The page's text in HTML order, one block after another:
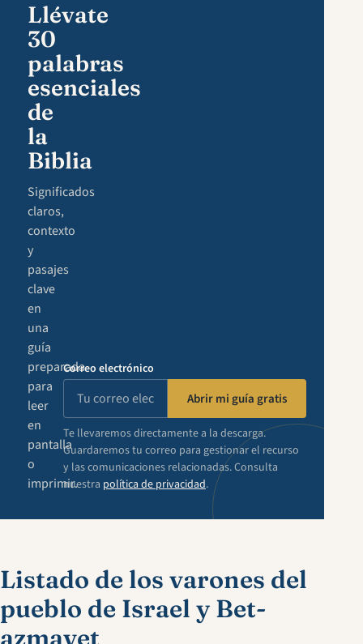
Llévate
30
palabras
esenciales
de
la
Biblia
Significados
claros,
contexto
y
pasajes
clave
en
una
guía
preparada
para
leer
en
pantalla
o
imprimir.
Correo electrónico
Abrir mi guía gratis
Te llevaremos directamente a la descarga.
Guardaremos tu correo para gestionar el recurso
y las comunicaciones relacionadas. Consulta
nuestra política de privacidad.
Listado de los varones del
pueblo de Israel y Bet-
azmavet